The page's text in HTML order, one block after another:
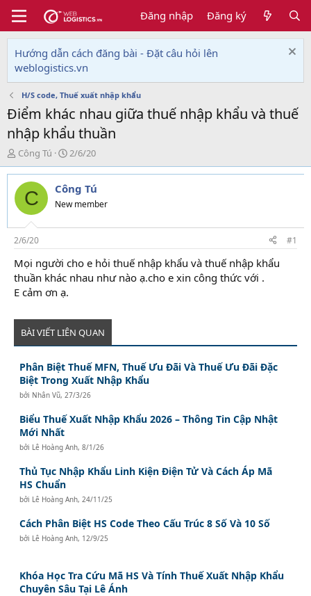
Đăng nhập Đăng ký
Hướng dẫn cách đăng bài - Đặt câu hỏi lên
weblogistics.vn
H/S code, Thuế xuất nhập khẩu
Điểm khác nhau giữa thuế nhập khẩu và thuế
nhập khẩu thuần
T
h
r
e
d
s
t
a
r
t
e
Công Tú
N
g
à
y
g
i
2/6/20
C Công Tú
New member
2/6/20 #1
Mọi người cho e hỏi thuế nhập khẩu và thuế nhập khẩu
thuần khác nhau như nào ạ.cho e xin công thức với .
E cảm ơn ạ.
BÀI VIẾT LIÊN QUAN
Phân Biệt Thuế MFN, Thuế Ưu Đãi Và Thuế Ưu Đãi Đặc
Biệt Trong Xuất Nhập Khẩu
bởi Nhân Vũ, 27/3/26
Biểu Thuế Xuất Nhập Khẩu 2026 – Thông Tin Cập Nhật
Mới Nhất
bởi Lê Hoàng Anh,8/1/26
Thủ Tục Nhập Khẩu Linh Kiện Điện Tử Và Cách Áp Mã
HS Chuẩn
bởi Lê Hoàng Anh, 24/11/25
Cách Phân Biệt HS Code Theo Cấu Trúc 8 Số Và 10 Số
bởi Lê Hoàng Anh, 12/9/25
Khóa Học Tra Cứu Mã HS Và Tính Thuế Xuất Nhập Khẩu
Chuyên Sâu Tại Lê Ánh